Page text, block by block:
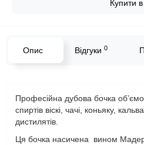
Купити в
Опис Відгуки 0
Професійна дубова бочка
спиртів віскі, чачі, коньяку,
дистилятів.
Ця бочка насичена вином